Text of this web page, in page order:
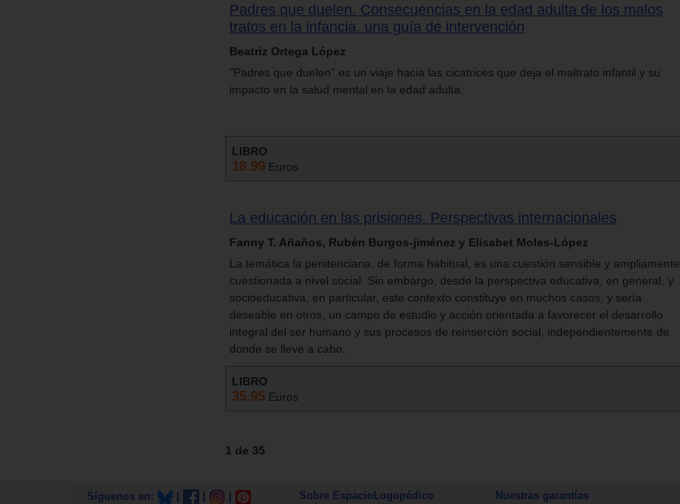
Padres que duelen. Consecuencias en la edad adulta de los malos
tratos en la infancia. una guía de intervención
Beatriz Ortega López
"Padres que duelen" es un viaje hacia las cicatrices que deja el maltrato infantil y su
impacto en la salud mental en la edad adulta.
LIBRO
18.99 Euros
La educación en las prisiones. Perspectivas internacionales
Fanny T. Añaños, Rubén Burgos-jiménez y Elisabet Moles-López
La temática la penitenciaria, de forma habitual, es una cuestión sensible y ampliamente
cuestionada a nivel social. Sin embargo, desde la perspectiva educativa, en general, y
socioeducativa, en particular, este contexto constituye en muchos casos, y sería
deseable en otros, un campo de estudio y acción orientada a favorecer el desarrollo
integral del ser humano y sus procesos de reinserción social, independientemente de
donde se lleve a cabo.
LIBRO
35.95 Euros
1 de 35
Síguenos en: Sobre EspacioLogopédico Nuestras garantías